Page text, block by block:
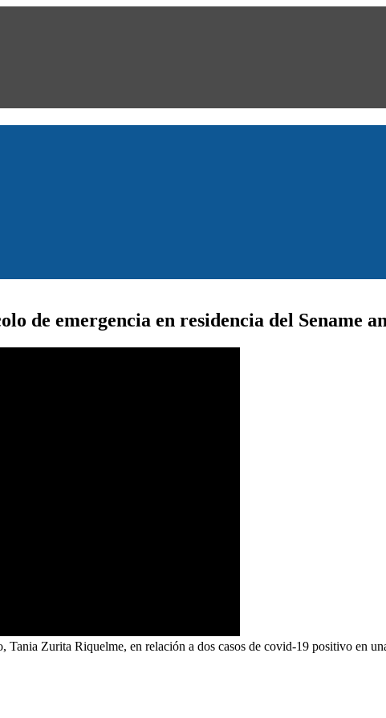
de emergencia en residencia del Sename
Tania Zurita Riquelme, en relación a dos casos de covid-19 positivo en